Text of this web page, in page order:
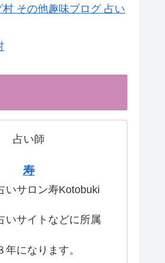
占い師
寿
いサロン寿Kotobuki
いサイトなどに所属
年になります。